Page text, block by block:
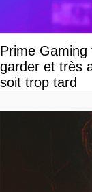
Prime
garder et très
soit trop tard